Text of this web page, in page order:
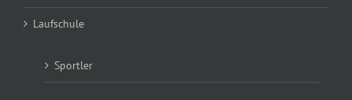
Laufschule
Sportler